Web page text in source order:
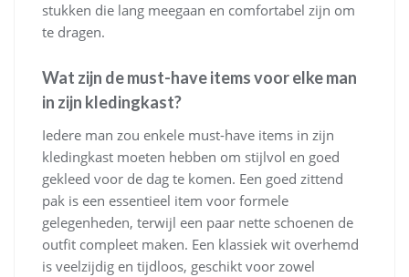
stukken die lang meegaan en comfortabel zijn om
te dragen.
Wat zijn de must-have items voor elke man
in zijn kledingkast?
Iedere man zou enkele must-have items in zijn
kledingkast moeten hebben om stijlvol en goed
gekleed voor de dag te komen. Een goed zittend
pak is een essentieel item voor formele
gelegenheden, terwijl een paar nette schoenen de
outfit compleet maken. Een klassiek wit overhemd
is veelzijdig en tijdloos, geschikt voor zowel